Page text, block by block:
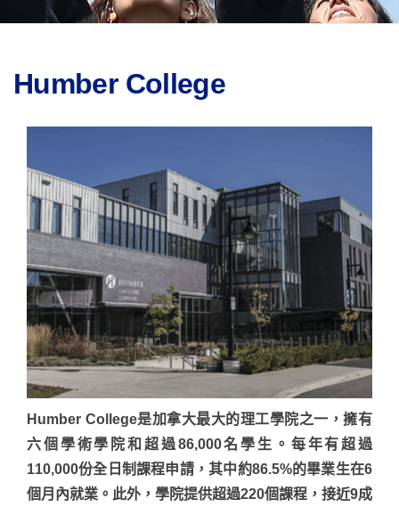
Humber College
Humber College是加拿大最大的理工學院之一，擁有
六個學術學院和超過86,000名學生。每年有超過
110,000份全日制課程申請，其中約86.5%的畢業生在6
個月內就業。此外，學院提供超過220個課程，接近9成